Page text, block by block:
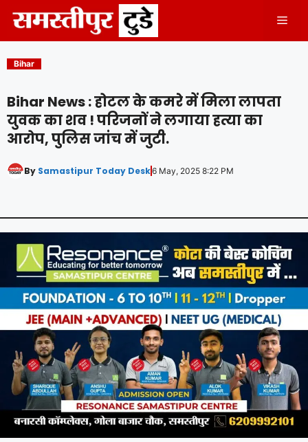
content
Bihar
Bihar News : होटल के कमरे में मिला लापता
युवक का शव ! परिजनों ने लगाया हत्या का
आरोप, पुलिस जांच में जुटी.
By Samastipur Today Desk6 May, 2025 8:22 PM